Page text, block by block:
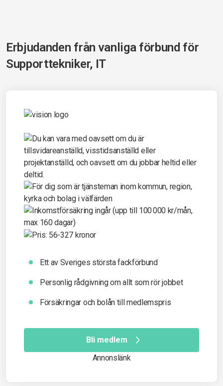
Erbjudanden från vanliga förbund för
Supporttekniker, IT
Ett av Sveriges största fackförbund
Personlig rådgivning om allt som rör jobbet
Försäkringar och bolån till medlemspris
Bli medlem
Annonslänk